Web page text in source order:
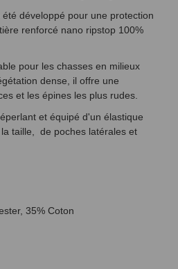
développé pour une protection
renforcé nano ripstop 100%
pour les chasses en milieux
dense, il offre une
et les épines les plus rudes.
et équipé d'un élastique
taille, de poches latérales et
35% Coton